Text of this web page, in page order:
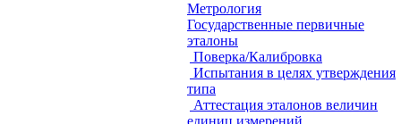
Метрология
Государственные первичные
эталоны
Поверка/Калибровка
Испытания в целях утверждения
типа
Аттестация эталонов величин
единиц измерений